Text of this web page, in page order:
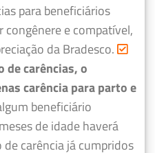
para beneficiários
e compatível,
da Bradesco.
de carências, o
carência para parto e
beneficiário
de idade haverá
carência já cumpridos